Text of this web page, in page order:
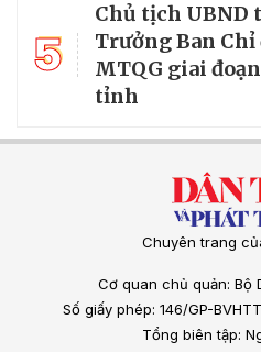
5
Chủ tịch
Trưởng Ban
MTQG giai
tỉnh
Chuyên trang
Cơ quan chủ quản: Bộ
Số giấy phép: 146/GP-
Tổng biên tập: